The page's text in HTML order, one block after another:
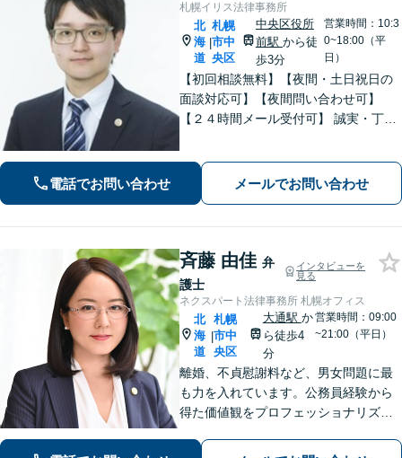
札幌イリス法律事務所
北
海
道
|
札幌
市中
央区
中央区役所
前駅 から徒
歩3分
営業時間：10:3
0~18:00（平
日）
【初回相談無料】【夜間・土日祝日の
面談対応可】【夜間問い合わせ可】
【２４時間メール受付可】 誠実・丁寧
電話でお問い合わせ メールでお問い合わせ
斉藤 由佳 弁
護士
インタビューを
見る
ネクスパート法律事務所 札幌オフィス
北
海
道
|
札幌
市中
央区
大通駅 か
ら徒歩4
分
営業時間：09:00
~21:00（平日）
離婚、不貞慰謝料など、男女問題に最
も力を入れています。公務員経験から
得た価値観をプロフェッショナリズム
ながら、正確な情報提供と誠実なコミ